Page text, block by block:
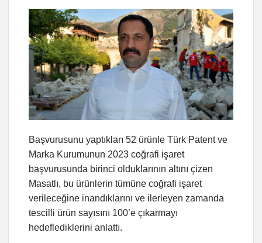
Başvurusunu yaptıkları 52 ürünle Türk Patent ve
Marka Kurumunun 2023 coğrafi işaret
başvurusunda birinci olduklarının altını çizen
Masatlı, bu ürünlerin tümüne coğrafi işaret
verileceğine inandıklarını ve ilerleyen zamanda
tescilli ürün sayısını 100’e çıkarmayı
hedeflediklerini anlattı.